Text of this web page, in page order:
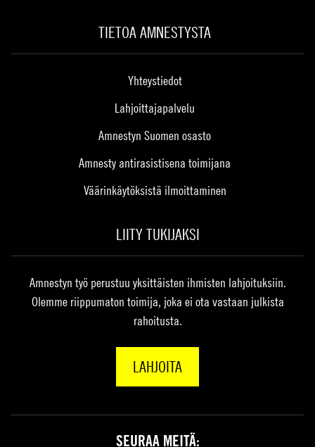
TIETOA AMNESTYSTA
Yhteystiedot
Lahjoittajapalvelu
Amnestyn Suomen osasto
Amnesty antirasistisena toimijana
Väärinkäytöksistä ilmoittaminen
LIITY TUKIJAKSI
Amnestyn työ perustuu yksittäisten ihmisten lahjoituksiin.
Olemme riippumaton toimija, joka ei ota vastaan julkista
rahoitusta.
LAHJOITA
SEURAA MEITÄ: